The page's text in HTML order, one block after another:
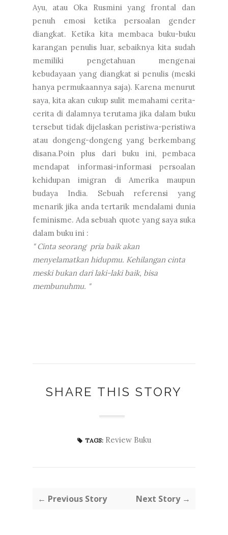
Ayu, atau Oka Rusmini yang frontal dan
penuh emosi ketika persoalan gender
diangkat. Ketika kita membaca buku-buku
karangan penulis luar, sebaiknya kita sudah
memiliki pengetahuan mengenai
kebudayaan yang diangkat si penulis (meski
hanya permukaannya saja). Karena menurut
saya, kita akan cukup sulit memahami cerita-
cerita di dalamnya terutama jika dalam buku
tersebut tidak dijelaskan peristiwa-peristiwa
atau dongeng-dongeng yang berkembang
disana.Poin plus dari buku ini, pembaca
mendapat informasi-informasi persoalan
kehidupan imigran di Amerika maupun
budaya India. Sebuah referensi yang
menarik jika anda tertarik mendalami dunia
feminisme. Ada sebuah quote yang saya suka
dalam buku ini :
" Cinta seorang pria baik akan
menyelamatkan hidupmu. Kehilangan cinta
meski bukan dari laki-laki baik, bisa
membunuhmu. "
SHARE THIS STORY
TAGS: Review Buku
← Previous Story Next Story →